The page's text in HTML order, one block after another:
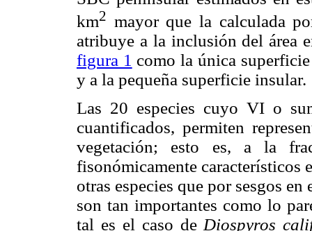
km2 mayor que la calculada
atribuye a la inclusión del área
figura 1 como la única
y a la pequeña superficie insular.
Las 20 especies cuyo VI o
cuantificados, permiten
vegetación; esto es, a la
fisonómicamente característicos
otras especies que por sesgos
son tan importantes como lo
tal es el caso de Diospyros